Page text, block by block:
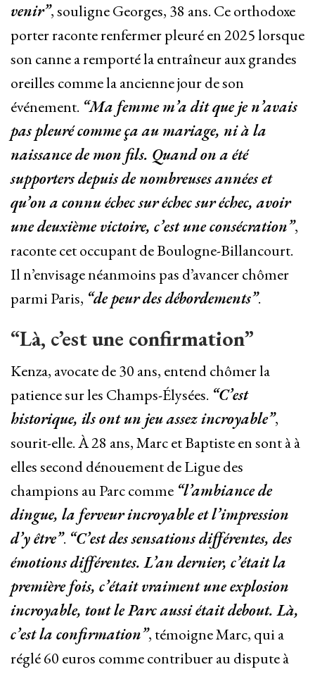
venir”, souligne Georges, 38 ans. Ce orthodoxe
porter raconte renfermer pleuré en 2025 lorsque
son canne a remporté la entraîneur aux grandes
oreilles comme la ancienne jour de son
événement. “Ma femme m’a dit que je n’avais
pas pleuré comme ça au mariage, ni à la
naissance de mon fils. Quand on a été
supporters depuis de nombreuses années et
qu’on a connu échec sur échec sur échec, avoir
une deuxième victoire, c’est une consécration”,
raconte cet occupant de Boulogne-Billancourt.
Il n’envisage néanmoins pas d’avancer chômer
parmi Paris, “de peur des débordements”.
“Là, c’est une confirmation”
Kenza, avocate de 30 ans, entend chômer la
patience sur les Champs-Élysées. “C’est
historique, ils ont un jeu assez incroyable”,
sourit-elle. À 28 ans, Marc et Baptiste en sont à à
elles second dénouement de Ligue des
champions au Parc comme “l’ambiance de
dingue, la ferveur incroyable et l’impression
d’y être”. “C’est des sensations différentes, des
émotions différentes. L’an dernier, c’était la
première fois, c’était vraiment une explosion
incroyable, tout le Parc aussi était debout. Là,
c’est la confirmation”, témoigne Marc, qui a
réglé 60 euros comme contribuer au dispute à